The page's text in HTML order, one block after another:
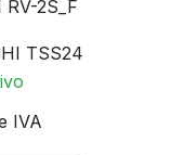
2S_F
TSS24
IVA